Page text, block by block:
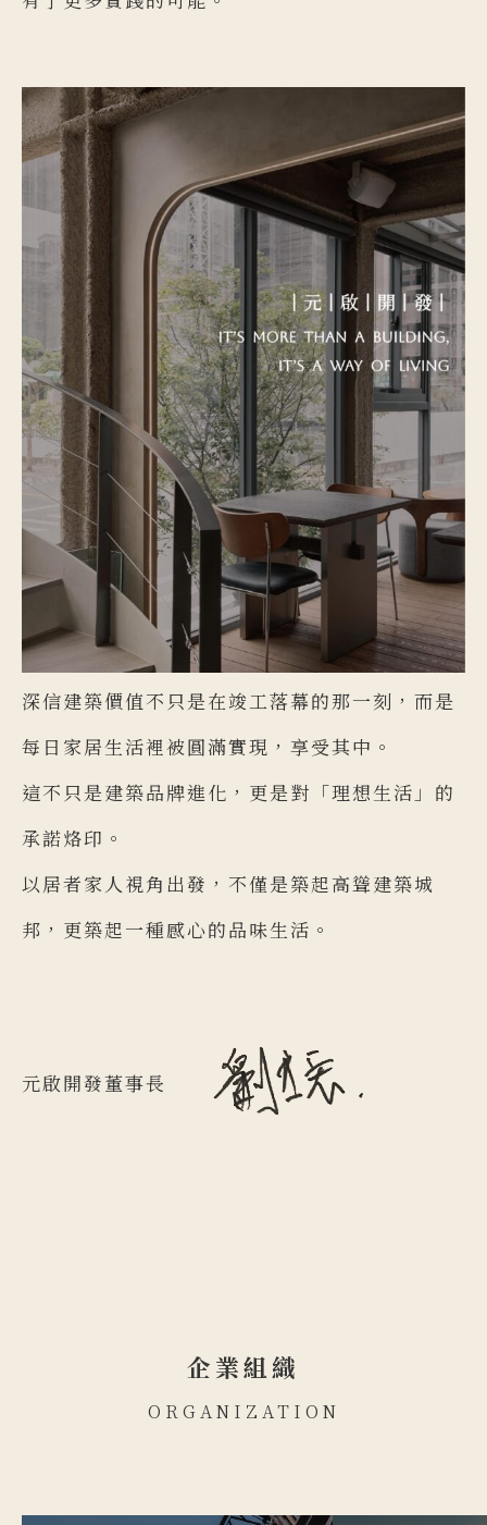
97
8
9
7
8
9
深信建築價值不只是在竣工落幕的那一刻，而是
每日家居生活裡被圓滿實現，享受其中。
這不只是建築品牌進化，更是對「理想生活」的
承諾烙印。
以居者家人視角出發，不僅是築起高聳建築城
邦，更築起一種感心的品味生活。
元啟開發董事長
企業組織
ORGANIZATION